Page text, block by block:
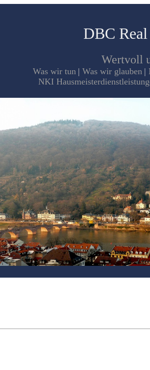
DBC
Wertvoll
Was wir tun | Was wir glauben |
NKI